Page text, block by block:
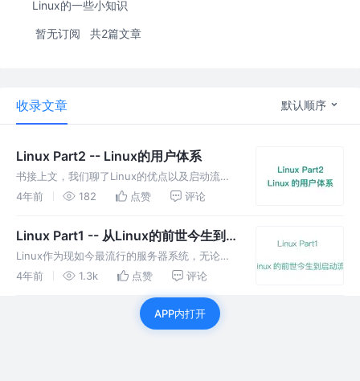
Linux的一些小知识
暂无订阅 共2篇文章
收录文章 默认顺序
Linux Part2 -- Linux的用户体系
书接上文，我们聊了Linux的优点以及启动流
程，Linux启动完之后我们要做的第一件事就是
聊聊Linux的用户体系。
4年前 182 点赞 评论
Linux Part1 -- 从Linux的前世今生到
启动流程
Linux作为现如今最流行的服务器系统，无论是
开发亦或运维都应该要好好掌握，不止于使用，
4年前 1.3k 点赞 评论
APP内打开